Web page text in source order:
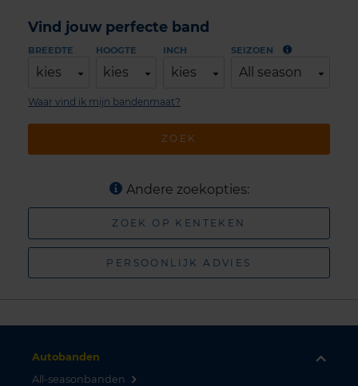
Vind jouw perfecte band
BREEDTE
kies
HOOGTE
kies
INCH
kies
SEIZOEN
All season
ZOEK
Waar vind ik mijn bandenmaat?
Andere zoekopties:
ZOEK OP KENTEKEN
PERSOONLIJK ADVIES
Autobanden
All-seasonbanden